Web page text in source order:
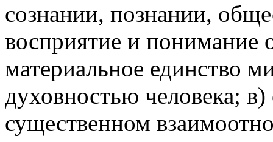
сознании, познании,
восприятие и понимание
материальное единство
духовностью человека;
существенном